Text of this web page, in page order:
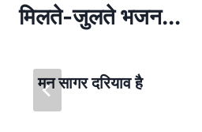
p
मिलते-जुलते भजन...
मन सागर दरियाव है